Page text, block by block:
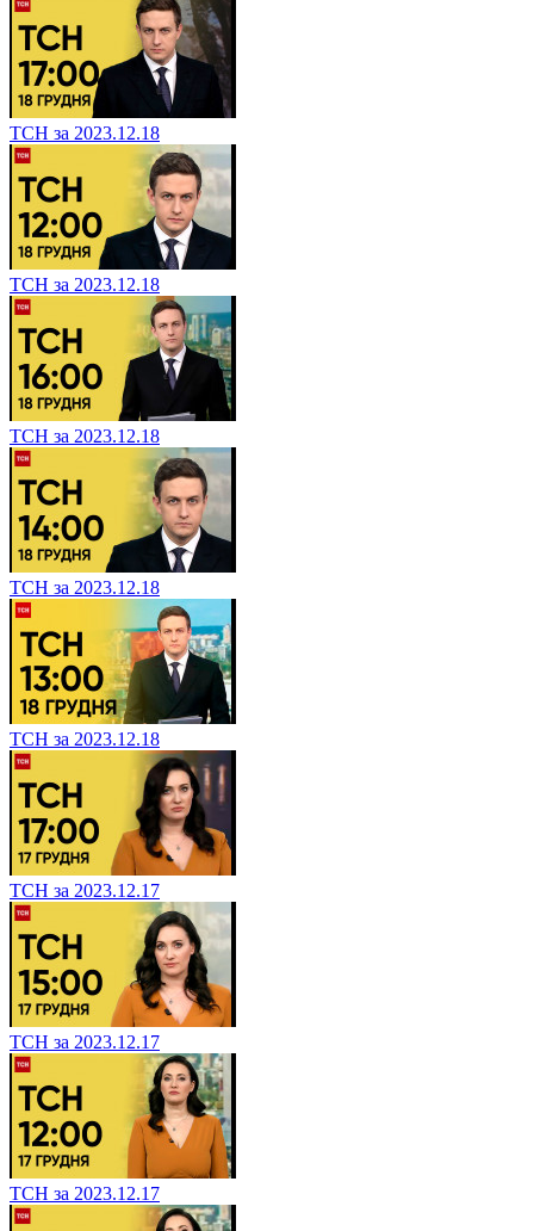
ТСН за 2023.12.18
ТСН за 2023.12.18
ТСН за 2023.12.18
ТСН за 2023.12.18
ТСН за 2023.12.18
ТСН за 2023.12.17
ТСН за 2023.12.17
ТСН за 2023.12.17